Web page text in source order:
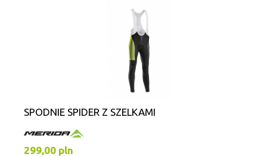
SPODNIE SPIDER Z SZELKAMI
299,00 pln